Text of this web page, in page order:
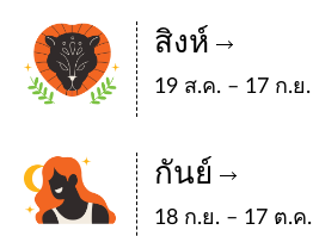
สิงห์
19 ส.ค. – 17 ก.ย.
กันย์
18 ก.ย. – 17 ต.ค.